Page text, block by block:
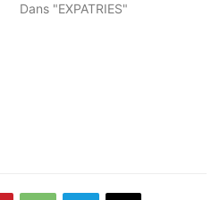
Dans "EXPATRIES"